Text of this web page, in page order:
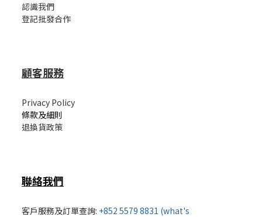
認識我們
登記批發合作
顧客服務
Privacy Policy
條款及細則
退換貨政策
聯絡我們
客戶服務及訂單查詢: +852 5579 8831 (what's